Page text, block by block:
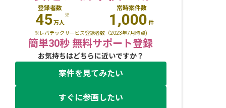
登録者数
45万人
※
常時案件数
1,000 件
※レバテックサービス登録者数（2023年7月時点)
簡単30秒 無料サポート登録
お気持ちはどちらに近いですか？
案件を見てみたい
すぐに参画したい